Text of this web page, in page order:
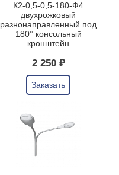
К2-0,5-0,5-180-Ф4
двухрожковый
разнонаправленный под
180° консольный
кронштейн
2 250 ₽
Заказать